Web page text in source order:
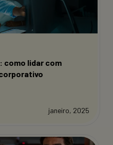
como lidar com
janeiro, 2025